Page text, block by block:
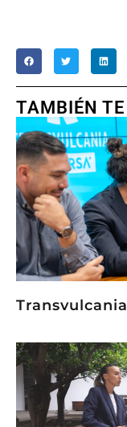
TAMBIÉN TE